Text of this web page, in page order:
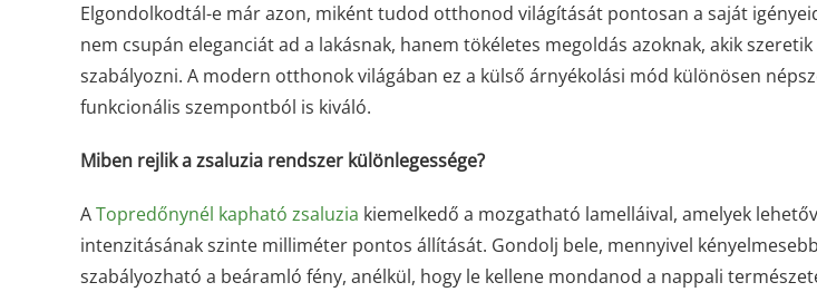
Elgondolkodtál-e már azon, miként tudod otthonod világítását pontosan a saját
nem csupán eleganciát ad a lakásnak, hanem tökéletes megoldás azoknak, akik
szabályozni. A modern otthonok világában ez a külső árnyékolási mód különösen
funkcionális szempontból is kiváló.
Miben rejlik a zsaluzia rendszer különlegessége?
ATopredőnynél kapható zsaluzia kiemelkedő a mozgatható lamelláival, amelyek
intenzitásának szinte milliméter pontos állítását. Gondolj bele, mennyivel
szabályozható a beáramló fény, anélkül, hogy le kellene mondanod a nappali